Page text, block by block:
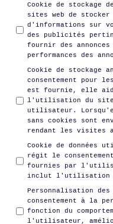
Cookie de stockage
sites web de
d'informations sur
des publicités
fournir des
performances des
Cookie de stockage
consentement pour
est fournie, elle
l'utilisation du site
utilisateur.
sans cookies sont
rendant les visites
Cookie de données
régit le
fournies par
inclut l'utilisation
Personnalisation des
consentement à la
fonction du
l'utilisateur,